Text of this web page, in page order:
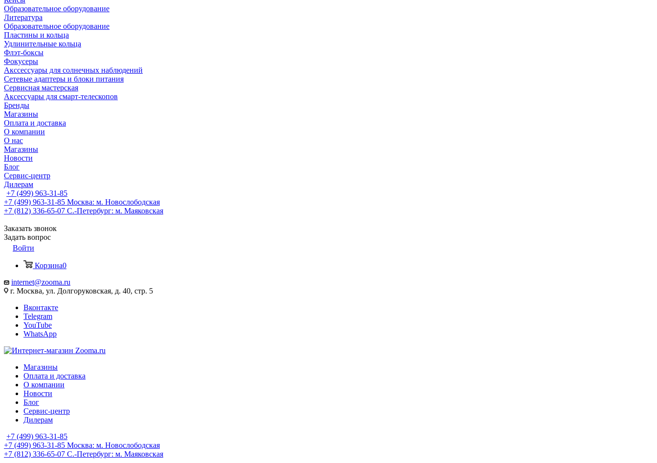
Образовательное оборудование
Литература
Образовательное оборудование
Пластины и кольца
Удлинительные кольца
Флэт-боксы
Фокусеры
Акссессуары для солнечных наблюдений
Сетевые адаптеры и блоки питания
Сервисная мастерская
Аксессуары для смарт-телескопов
Бренды
Магазины
Оплата и доставка
О компании
О нас
Магазины
Новости
Блог
Сервис-центр
Дилерам
+7 (499) 963-31-85
+7 (499) 963-31-85 Москва: м. Новослободская
+7 (812) 336-65-07 С.-Петербург: м. Маяковская
Заказать звонок
Задать вопрос
Войти
Корзина0
internet@zooma.ru
г. Москва, ул. Долгоруковская, д. 40, стр. 5
Вконтакте
Telegram
YouTube
WhatsApp
Магазины
Оплата и доставка
О компании
Новости
Блог
Сервис-центр
Дилерам
+7 (499) 963-31-85
+7 (499) 963-31-85 Москва: м. Новослободская
+7 (812) 336-65-07 С.-Петербург: м. Маяковская